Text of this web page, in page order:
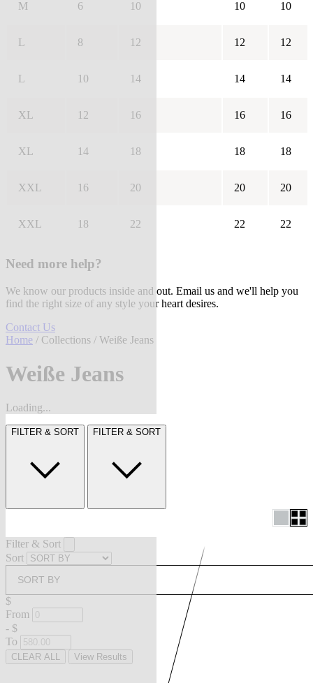
M 6 10 10 10
L 8 12 12 12
L 10 14 14 14
XL 12 16 16 16
XL 14 18 18 18
XXL 16 20 20 20
XXL 18 22 22 22
Need more help?
We know our products inside and out. Email us and we'll help you
find the right size of any style your heart desires.
Contact Us
Home / Collections / Weiße Jeans
Weiße Jeans
Loading...
FILTER & SORT FILTER & SORT
Filter & Sort
Sort
SORT BY
$
From
- $
To
CLEAR ALL View Results